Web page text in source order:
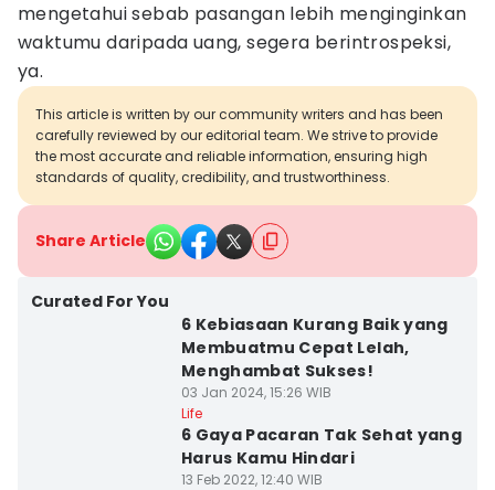
mengetahui sebab pasangan lebih menginginkan
waktumu daripada uang, segera berintrospeksi,
ya.
This article is written by our community writers and has been
carefully reviewed by our editorial team. We strive to provide
the most accurate and reliable information, ensuring high
standards of quality, credibility, and trustworthiness.
Share Article
Curated For You
6 Kebiasaan Kurang Baik yang
Membuatmu Cepat Lelah,
Menghambat Sukses!
03 Jan 2024, 15:26 WIB
Life
6 Gaya Pacaran Tak Sehat yang
Harus Kamu Hindari
13 Feb 2022, 12:40 WIB